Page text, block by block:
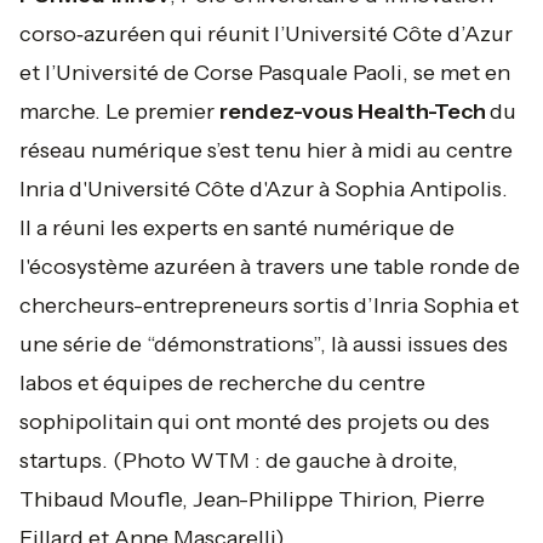
corso‑azuréen qui réunit l’Université Côte d’Azur
et l’Université de Corse Pasquale Paoli, se met en
marche. Le premier rendez-vous Health-Techdu
réseau numérique s’est tenu hier à midi au centre
Inria d'Université Côte d'Azur à Sophia Antipolis.
Il a réuni les experts en santé numérique de
l'écosystème azuréen à travers une table ronde de
chercheurs-entrepreneurs sortis d’Inria Sophia et
une série de “démonstrations”, là aussi issues des
labos et équipes de recherche du centre
sophipolitain qui ont monté des projets ou des
startups. (Photo WTM : de gauche à droite,
Thibaud Moufle, Jean-Philippe Thirion, Pierre